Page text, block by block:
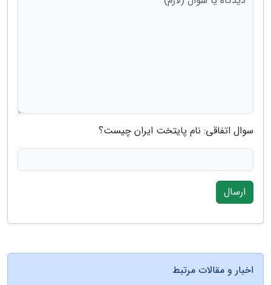
سوال اتفاقی: نام پایتخت ایران چیست؟
ارسال
اخبار و مقالات مرتبط